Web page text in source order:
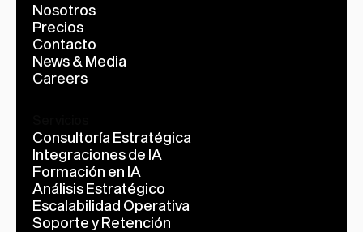
Nosotros
Precios
Contacto
News & Media
Careers
Consultoría Estratégica
Integraciones de IA
Formación en IA
Análisis Estratégico
Escalabilidad Operativa
Soporte y Retención